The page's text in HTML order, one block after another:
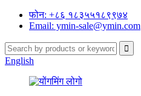
फोन: +८६ १८३५५१८९९७४
Email: ymin-sale@ymin.com
English